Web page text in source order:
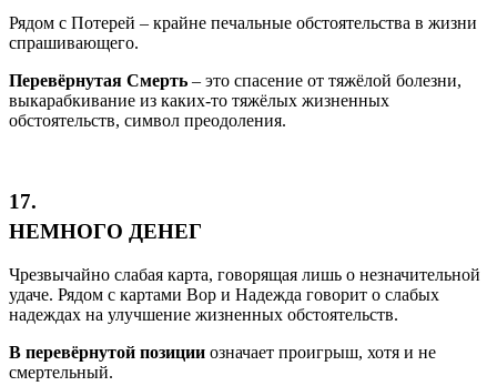
Рядом с Потерей – крайне печальные обстоятельства в жизни
спрашивающего.
Перевёрнутая Смерть – это спасение от тяжёлой болезни,
выкарабкивание из каких-то тяжёлых жизненных
обстоятельств, символ преодоления.
17.
НЕМНОГО ДЕНЕГ
Чрезвычайно слабая карта, говорящая лишь о незначительной
удаче. Рядом с картами Вор и Надежда говорит о слабых
надеждах на улучшение жизненных обстоятельств.
В перевёрнутой позиции означает проигрыш, хотя и не
смертельный.